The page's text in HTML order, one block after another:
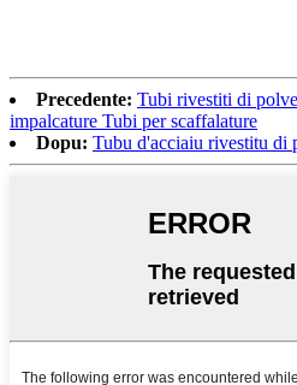
Precedente: Tubi rivestiti di
impalcature Tubi per scaffalature
Dopu: Tubu d'acciaiu rivestitu di